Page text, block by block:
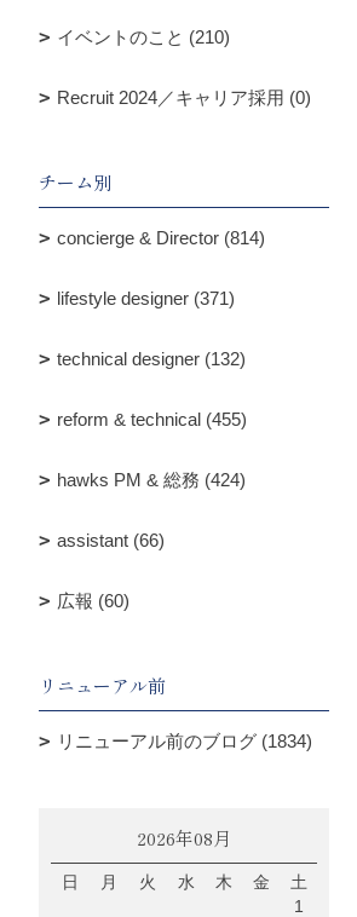
イベントのこと (210)
Recruit 2024／キャリア採用 (0)
チーム別
concierge & Director (814)
lifestyle designer (371)
technical designer (132)
reform & technical (455)
hawks PM & 総務 (424)
assistant (66)
広報 (60)
リニューアル前
リニューアル前のブログ (1834)
2026年08月
日 月 火 水 木 金
土
1